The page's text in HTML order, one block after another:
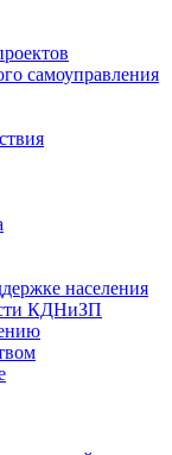
самоуправления
населения
КДНиЗП